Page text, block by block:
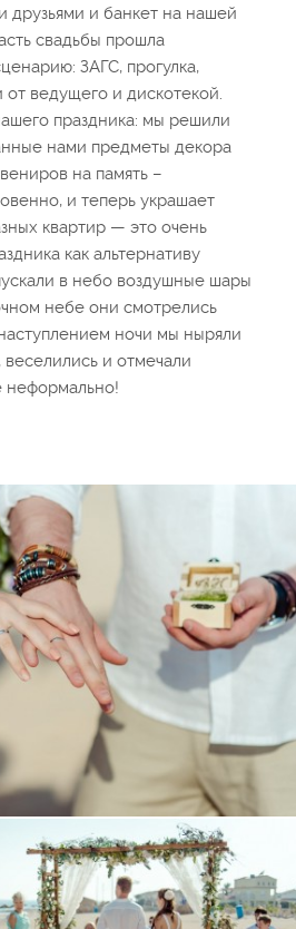
друзьями и банкет на нашей
свадьбы прошла
ЗАГС, прогулка,
от ведущего и дискотекой.
праздника: мы решили
нами предметы декора
на память –
и теперь украшает
квартир — это очень
как альтернативу
в небо воздушные шары
небе они смотрелись
ночи мы ныряли
и отмечали
неформально!